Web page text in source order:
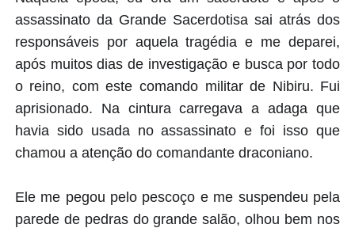
assassinato da Grande Sacerdotisa sai atrás dos
responsáveis por aquela tragédia e me deparei,
após muitos dias de investigação e busca por todo
o reino, com este comando militar de Nibiru. Fui
aprisionado. Na cintura carregava a adaga que
havia sido usada no assassinato e foi isso que
chamou a atenção do comandante draconiano.
Ele me pegou pelo pescoço e me suspendeu pela
parede de pedras do grande salão, olhou bem nos